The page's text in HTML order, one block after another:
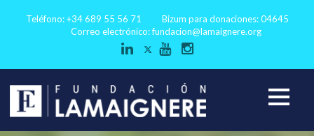
Teléfono: +34 689 55 56 71
Bizum para donaciones: 04645
Correo electrónico:fundacion@lamaignere.org